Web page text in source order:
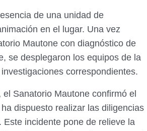
de una unidad de
en el lugar. Una vez
Mautone con diagnóstico de
se desplegaron los equipos de la
correspondientes.
Sanatorio Mautone confirmó el
dispuesto realizar las diligencias
incidente pone de relieve la